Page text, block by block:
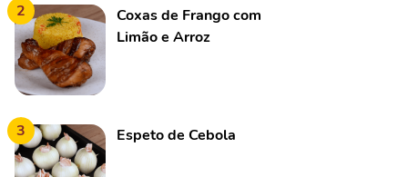
2
Coxas de Frango com
Limão e Arroz
3 Espeto de Cebola